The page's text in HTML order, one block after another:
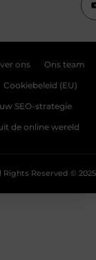
ons Ons team
Cookiebeleid (EU)
SEO-strategie
de online wereld
Rights Reserved © 2025